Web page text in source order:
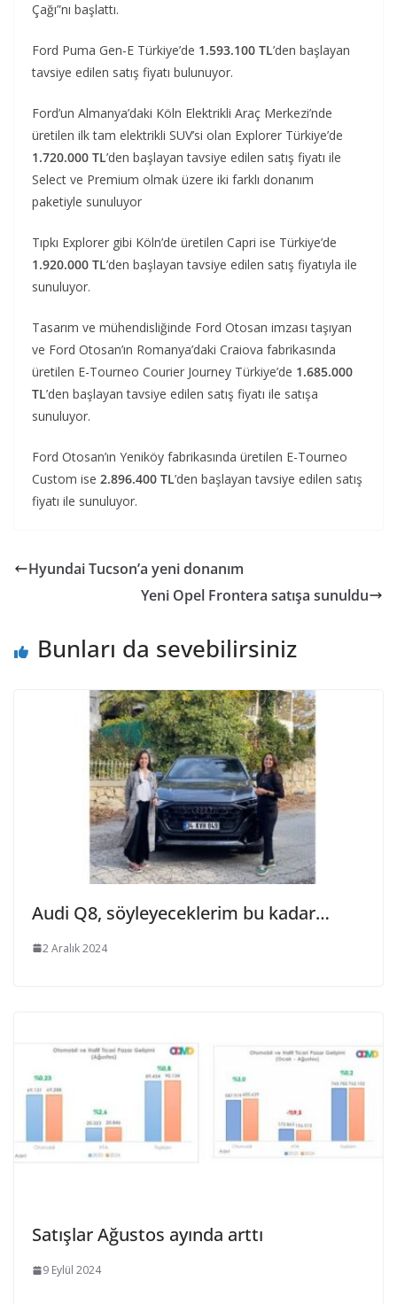
Çağı”nı başlattı.
Ford Puma Gen-E Türkiye’de 1.593.100 TL’den başlayan
tavsiye edilen satış fiyatı bulunuyor.
Ford’un Almanya’daki Köln Elektrikli Araç Merkezi’nde
üretilen ilk tam elektrikli SUV’si olan Explorer Türkiye’de
1.720.000 TL’den başlayan tavsiye edilen satış fiyatı ile
Select ve Premium olmak üzere iki farklı donanım
paketiyle sunuluyor
Tıpkı Explorer gibi Köln’de üretilen Capri ise Türkiye’de
1.920.000 TL’den başlayan tavsiye edilen satış fiyatıyla ile
sunuluyor.
Tasarım ve mühendisliğinde Ford Otosan imzası taşıyan
ve Ford Otosan’ın Romanya’daki Craiova fabrikasında
üretilen E-Tourneo Courier Journey Türkiye’de 1.685.000
TL’den başlayan tavsiye edilen satış fiyatı ile satışa
sunuluyor.
Ford Otosan’ın Yeniköy fabrikasında üretilen E-Tourneo
Custom ise 2.896.400 TL’den başlayan tavsiye edilen satış
fiyatı ile sunuluyor.
Hyundai Tucson’a yeni donanım
Yeni Opel Frontera satışa sunuldu
Bunları da sevebilirsiniz
Audi Q8, söyleyeceklerim bu kadar…
2 Aralık 2024
Satışlar Ağustos ayında arttı
9 Eylül 2024